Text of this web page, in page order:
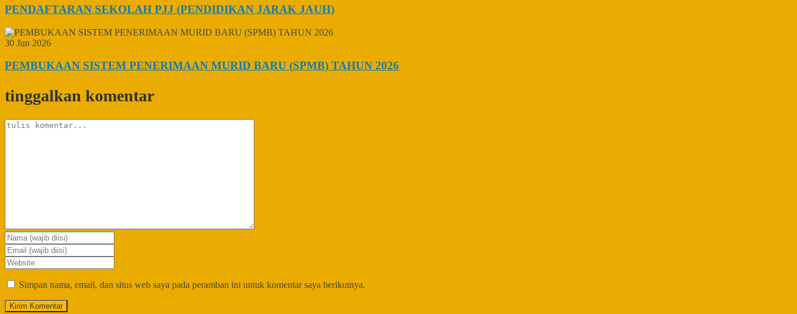
PENDAFTARAN SEKOLAH PJJ (PENDIDIKAN JARAK JAUH)
30 Jun 2026
PEMBUKAAN SISTEM PENERIMAAN MURID BARU (SPMB) TAHUN 2026
tinggalkan komentar
Simpan nama, email, dan situs web saya pada peramban ini untuk komentar saya berikutnya.